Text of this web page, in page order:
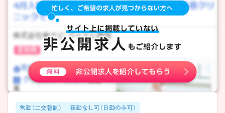
常勤（二交替制） 夜勤なし可（日勤のみ可）